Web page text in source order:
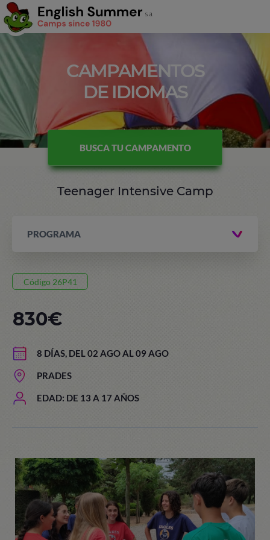
CAMPAMENTOS
DE IDIOMAS
BUSCA TU CAMPAMENTO
Teenager Intensive Camp
PROGRAMA
Código 26P41
8 DÍAS, DEL 02 AGO AL 09 AGO
PRADES
EDAD: DE 13 A 17 AÑOS
830€